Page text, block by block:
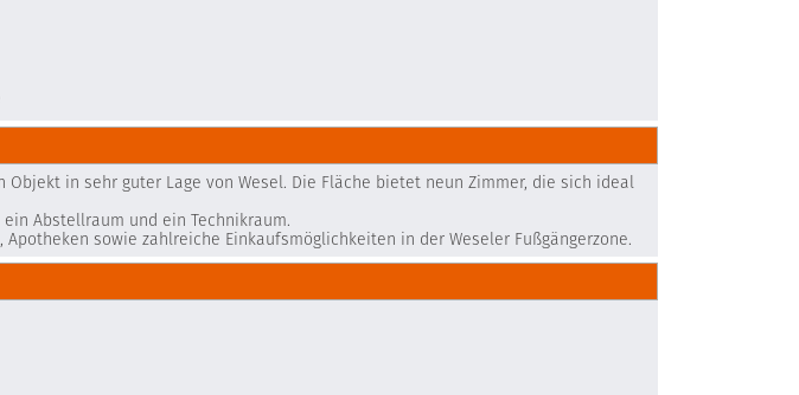
in sehr guter Lage von Wesel. Die Fläche bietet neun Zimmer, die sich ideal
Abstellraum und ein Technikraum.
sowie zahlreiche Einkaufsmöglichkeiten in der Weseler Fußgängerzone.